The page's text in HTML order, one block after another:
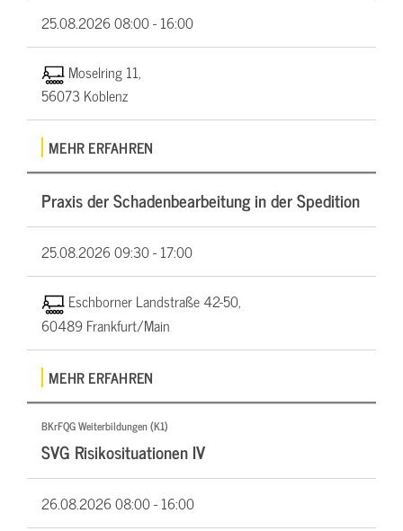
25.08.202608:00 - 16:00
Moselring 11,
56073 Koblenz
MEHR ERFAHREN
Praxis der Schadenbearbeitung in der Spedition
25.08.202609:30 - 17:00
Eschborner Landstraße 42-50,
60489 Frankfurt/Main
MEHR ERFAHREN
BKrFQG Weiterbildungen (K1)
SVG Risikosituationen IV
26.08.202608:00 - 16:00